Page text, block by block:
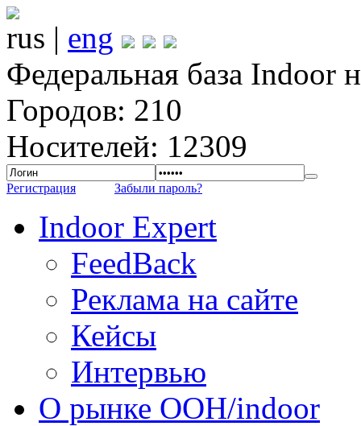
rus | eng
Федеральная база Indoor
Городов: 210
Носителей: 12309
Регистрация Забыли пароль?
Indoor Expert
FeedBack
Реклама на сайте
Кейсы
Интервью
О рынке OOH/indoor